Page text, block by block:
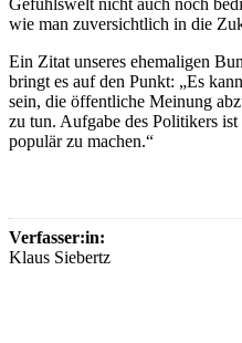
Gefühlswelt nicht auch noch
wie man zuversichtlich in die
Ein Zitat unseres ehemaligen
bringt es auf den Punkt: „Es
sein, die öffentliche Meinung
zu tun. Aufgabe des Politikers
populär zu machen.“
Verfasser:in:
Klaus Siebertz